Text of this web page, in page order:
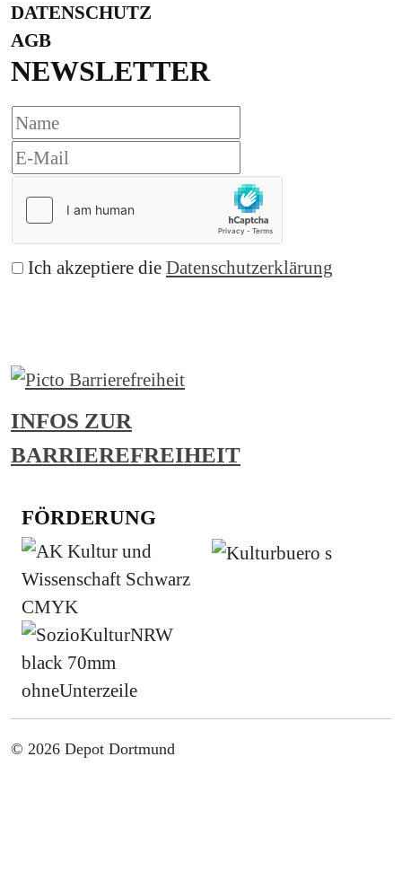
DATENSCHUTZ
AGB
NEWSLETTER
Ich akzeptiere die Datenschutzerklärung
INFOS ZUR
BARRIEREFREIHEIT
FÖRDERUNG
© 2026 Depot Dortmund